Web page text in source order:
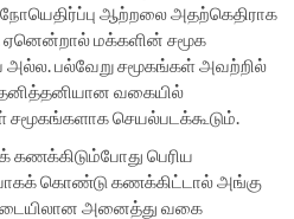
ஆற்றலை அதற்கெதிராக
மக்களின் சமூக
அல்ல. பல்வேறு சமூகங்கள் அவற்றில்
வகையில்
சமூகங்களாக செயல்படக்கூடும்.
பெரிய
கொண்டு கணக்கிட்டால் அங்கு
அனைத்து வகை